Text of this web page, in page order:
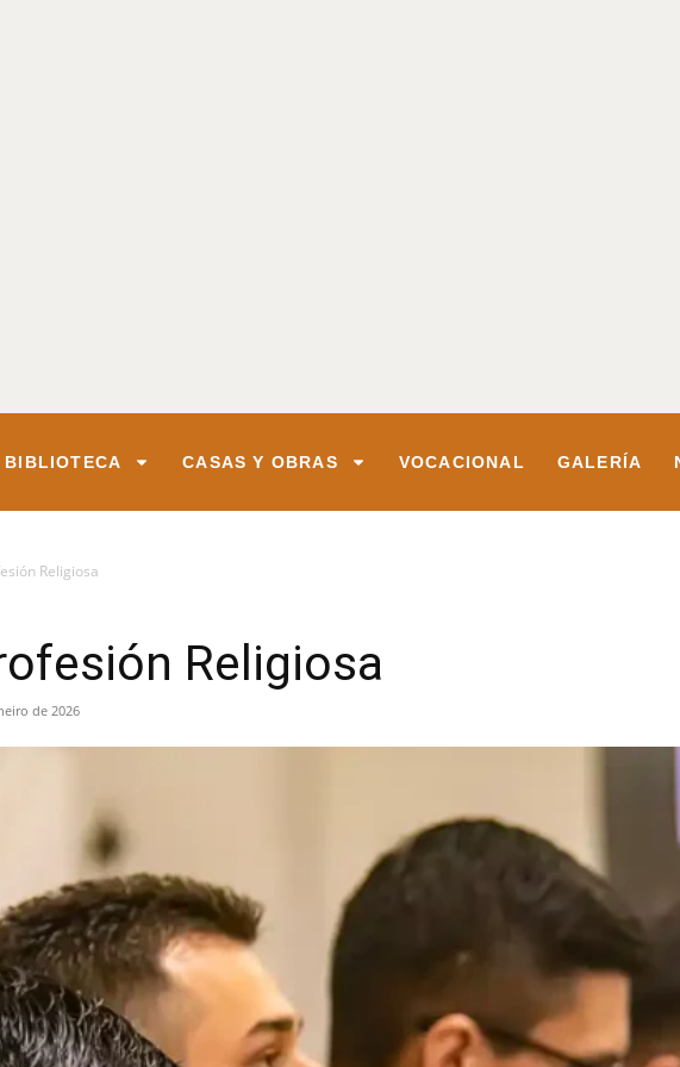
BIBLIOTECA CASAS Y OBRAS VOCACIONAL GALERÍA
Religiosa
Religiosa
de 2026